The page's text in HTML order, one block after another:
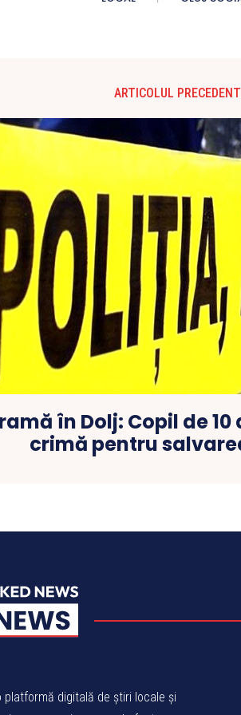
ARTICOLUL PRECEDENT
în Dolj: Copil de
crimă pentru
platformă digitală de știri locale și